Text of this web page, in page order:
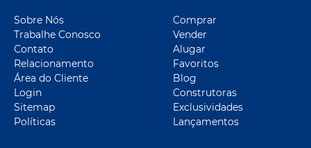
Sobre Nós
Trabalhe Conosco
Contato
Relacionamento
Área do Cliente
Login
Sitemap
Políticas
Comprar
Vender
Alugar
Favoritos
Blog
Construtoras
Exclusividades
Lançamentos